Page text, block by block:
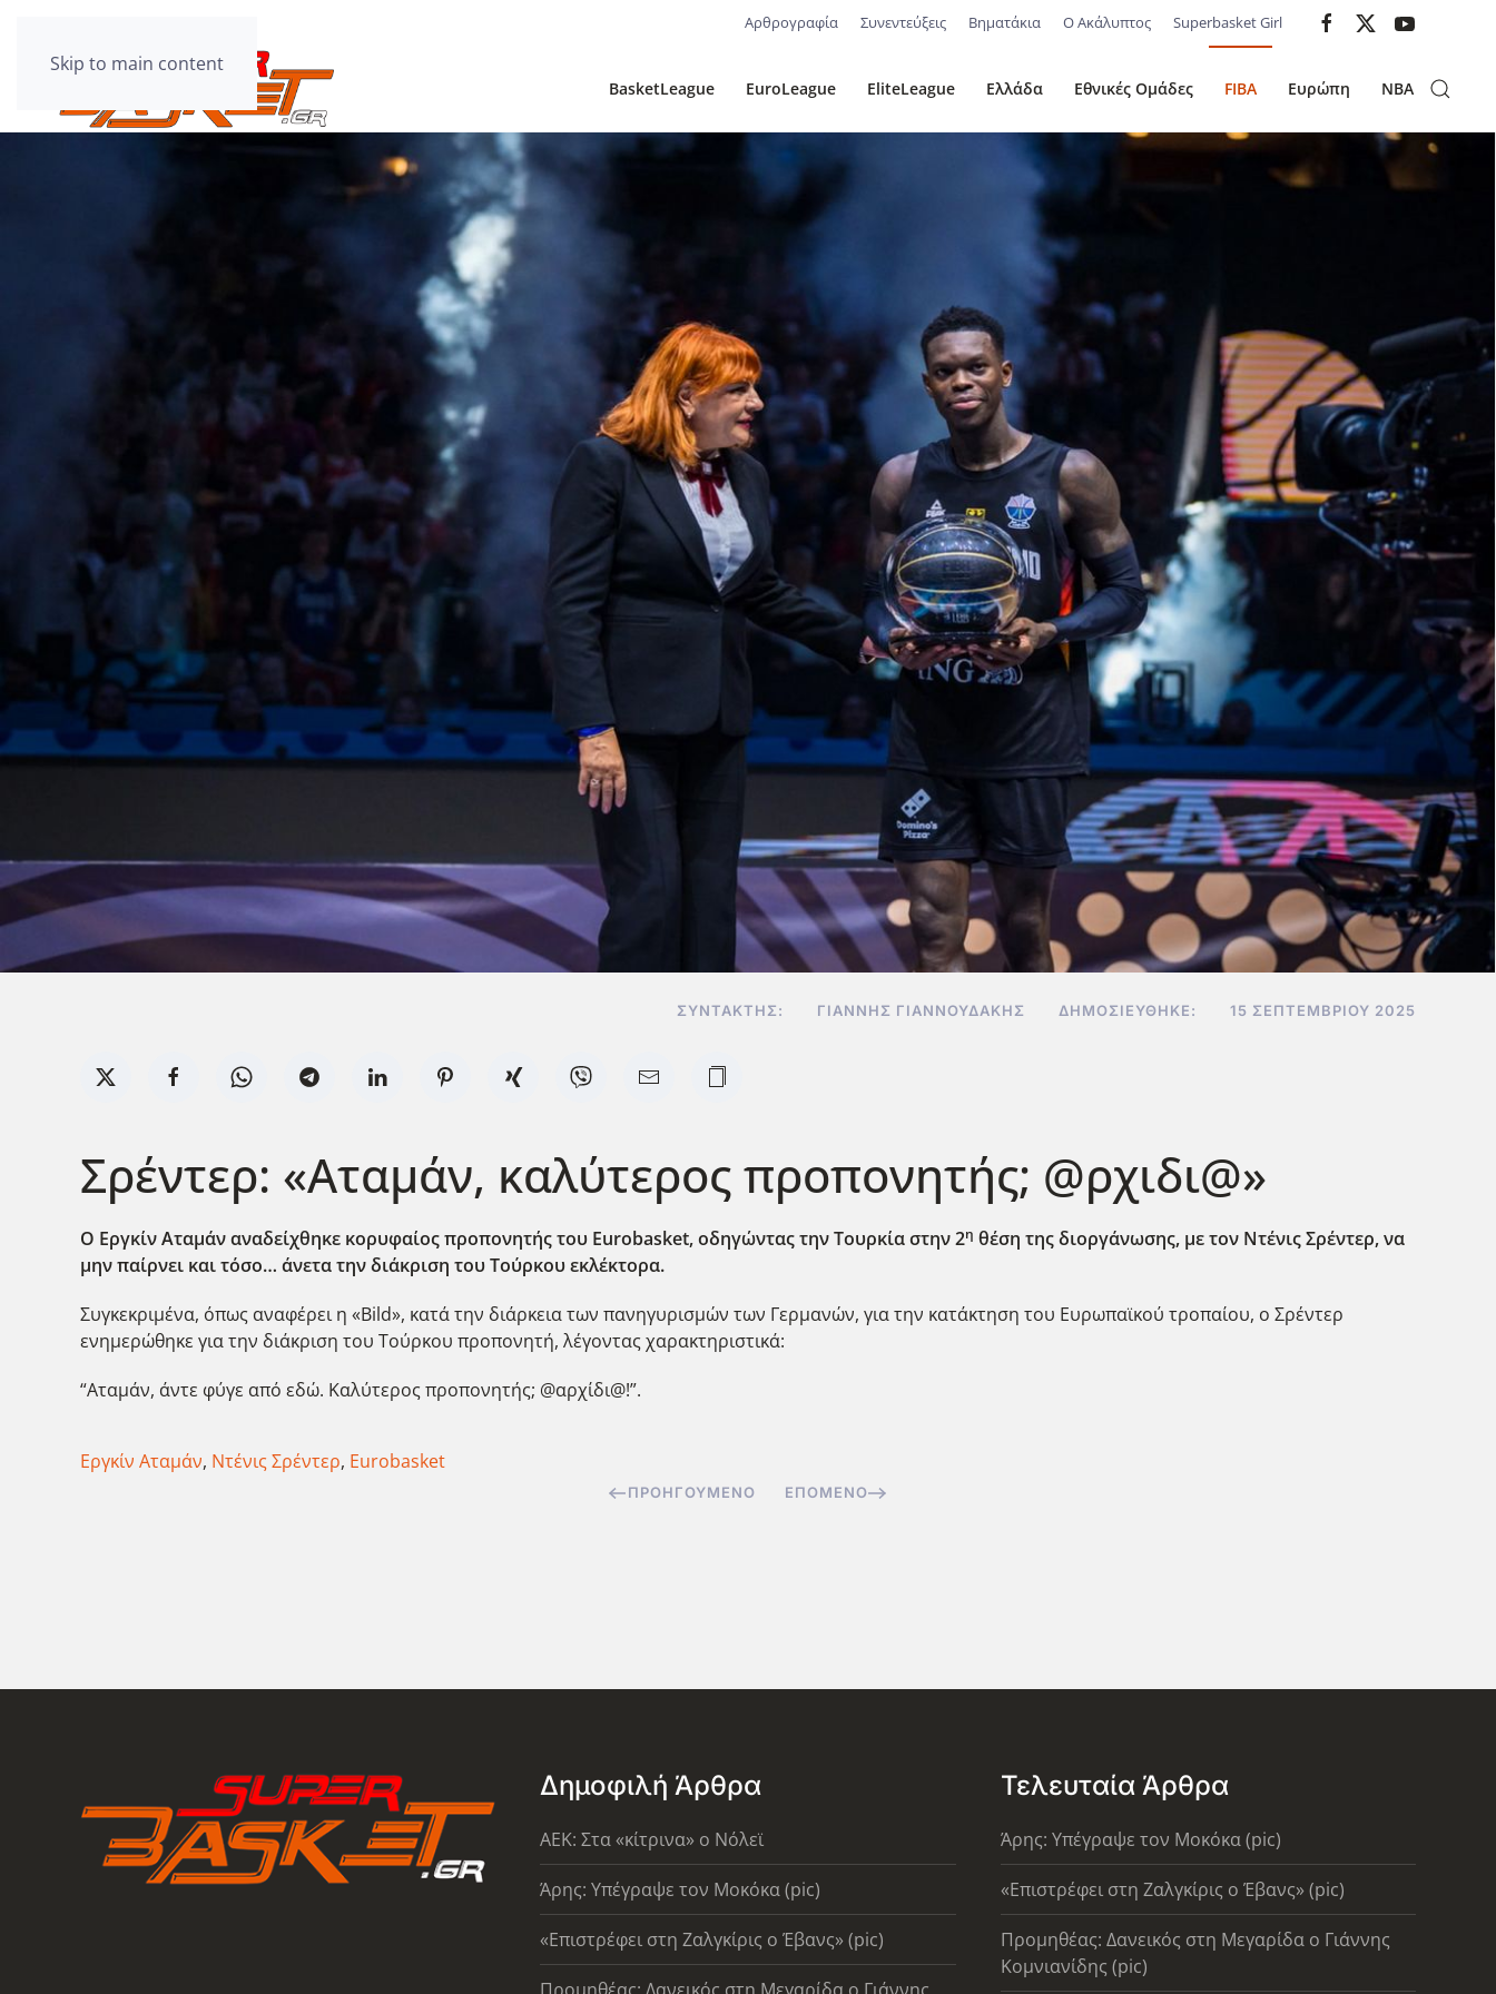
Skip to main content
Αρθρογραφία Συνεντεύξεις Βηματάκια Ο Ακάλυπτος Superbasket Girl
BasketLeague EuroLeague EliteLeague Ελλάδα Εθνικές Ομάδες FIBA Ευρώπη NBA
ΣΥΝΤΆΚΤΗΣ: ΓΙΆΝΝΗΣ ΓΙΑΝΝΟΥΔΆΚΗΣ ΔΗΜΟΣΙΕΎΘΗΚΕ: 15 ΣΕΠΤΕΜΒΡΊΟΥ 2025
Σρέντερ: «Αταμάν, καλύτερος προπονητής; @ρχιδι@»
Ο Εργκίν Αταμάν αναδείχθηκε κορυφαίος προπονητής του Eurobasket, οδηγώντας την Τουρκία στην 2η θέση της διοργάνωσης, με τον Ντένις Σρέντερ, να
μην παίρνει και τόσο… άνετα την διάκριση του Τούρκου εκλέκτορα.
Συγκεκριμένα, όπως αναφέρει η «Bild», κατά την διάρκεια των πανηγυρισμών των Γερμανών, για την κατάκτηση του Ευρωπαϊκού τροπαίου, ο Σρέντερ
ενημερώθηκε για την διάκριση του Τούρκου προπονητή, λέγοντας χαρακτηριστικά:
“Αταμάν, άντε φύγε από εδώ. Καλύτερος προπονητής; @αρχίδι@!”.
Εργκίν Αταμάν, Ντένις Σρέντερ, Eurobasket
ΠΡΟΗΓΟΎΜΕΝΟ ΕΠΌΜΕΝΟ
Δημοφιλή Άρθρα
AEK: Στα «κίτρινα» ο Νόλεϊ
Άρης: Υπέγραψε τον Μοκόκα (pic)
«Επιστρέφει στη Ζαλγκίρις ο Έβανς» (pic)
Τελευταία Άρθρα
Άρης: Υπέγραψε τον Μοκόκα (pic)
«Επιστρέφει στη Ζαλγκίρις ο Έβανς» (pic)
Προμηθέας: Δανεικός στη Μεγαρίδα ο Γιάννης
Κομνιανίδης (pic)